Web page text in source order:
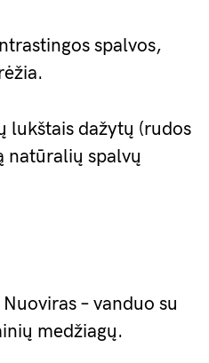
spalvos,
lukštais dažytų (rudos
natūralių spalvų
– vanduo su
medžiagų.